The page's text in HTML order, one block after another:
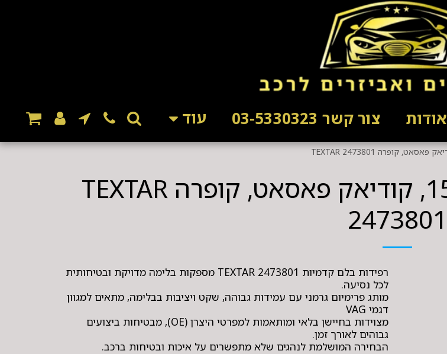
אודות צור קשר 03-5330323 עוד
רפידות בלם קד' סופרב מ15, קודיאק פאסאט, קופרה TEXTAR
2473801
רפידות בלם קדמיות TEXTAR 2473801 מספקות בלימה מדויקת ובטיחותית
מותג פרימיום גרמני עם עמידות גבוהה, שקט ויציבות בבלימה, מתאים למגוון
מצוידות בחיישן בלאי ומותאמות למפרטי היצרן (OE), מבטיחות ביצועים
הבחירה המושלמת לנהגים שלא מתפשרים על איכות ובטיחות ברכב.